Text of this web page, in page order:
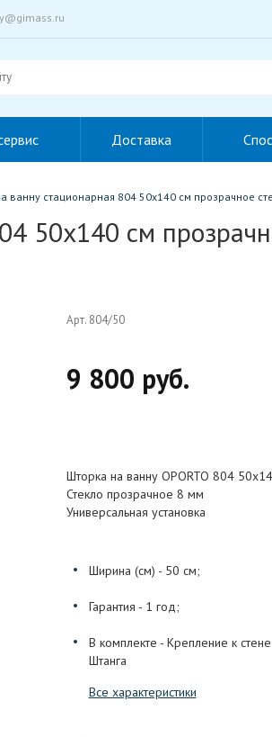
Доставка
ванну стационарная 804 50x140 см прозрачное
50x140 см
Арт. 804/50
9 800 руб.
Шторка на ванну OPORTO 804
Стекло прозрачное 8 мм
Универсальная установка
Ширина (см) - 50 см;
Гарантия - 1 год;
В комплекте - Крепление к
Штанга
Все характеристики